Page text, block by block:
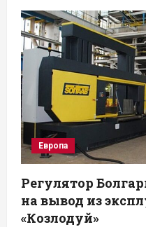
Европа
Регулятор
на вывод из
«Козлодуй»